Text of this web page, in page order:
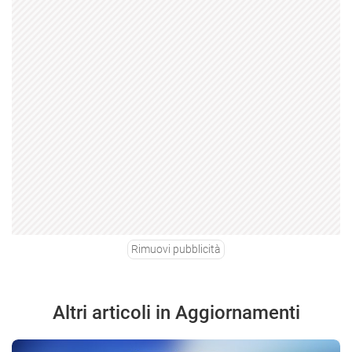
Rimuovi pubblicità
Altri articoli in Aggiornamenti